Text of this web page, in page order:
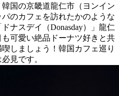
国の京畿道龍仁市（ヨンイン
のカフェを訪れたかのような
ナスデイ（Donasday）」龍仁
可愛い絶品ドーナツ好きと共
しましょう！韓国カフェ巡り
見です。